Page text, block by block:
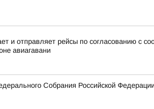
отправляет рейсы по согласованию с
авиагавани
Собрания Российской